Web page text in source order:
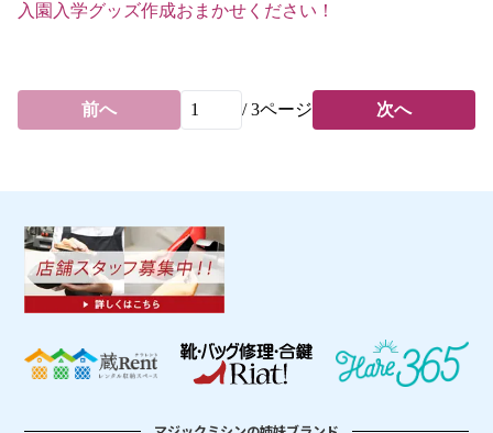
入園入学グッズ作成おまかせください！
前へ /3ページ 次へ